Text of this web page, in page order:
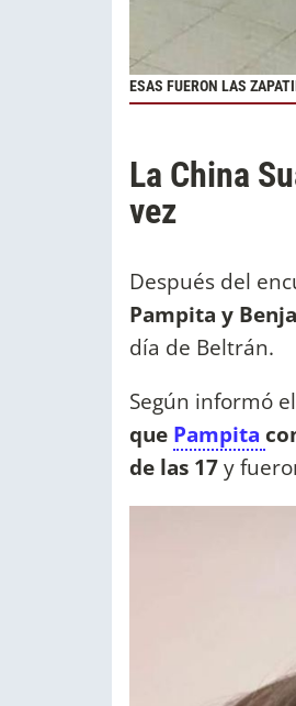
ESAS FUERON LAS
La China
vez
Después del
Pampita y
día de Beltrán.
Según informó
que Pampita
de las 17y